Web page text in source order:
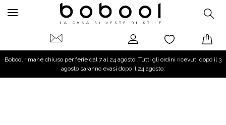
Bobool rimane chiuso per ferie dal 7 al 24 agosto. Tutti gli ordini ricevuti dopo il 3
agosto saranno evasi dopo il 24 agosto.